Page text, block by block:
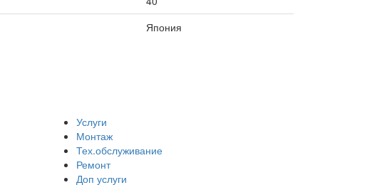
Япония
Услуги
Монтаж
Тех.обслуживание
Ремонт
Доп услуги